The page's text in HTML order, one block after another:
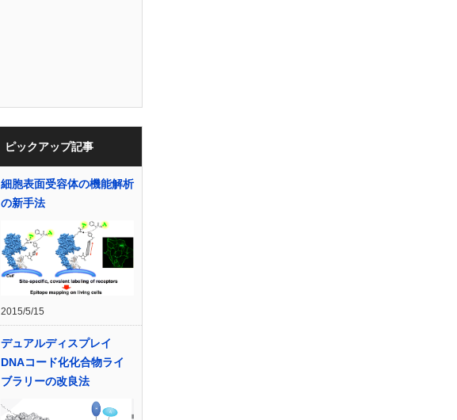
ピックアップ記事
細胞表面受容体の機能解析
の新手法
2015/5/15
デュアルディスプレイ
DNAコード化化合物ライ
ブラリーの改良法